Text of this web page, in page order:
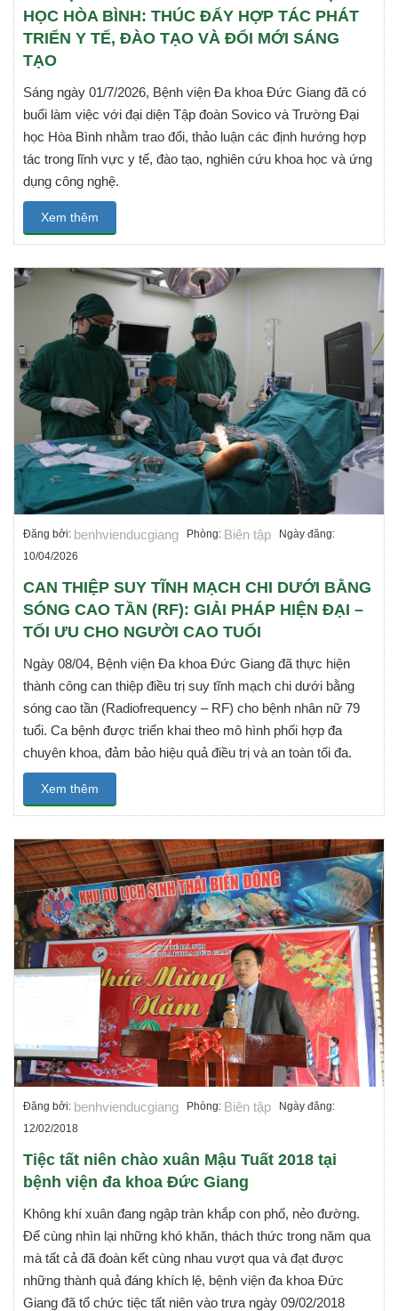
HỌC HÒA BÌNH: THÚC ĐẨY HỢP TÁC PHÁT
TRIỂN Y TẾ, ĐÀO TẠO VÀ ĐỔI MỚI SÁNG
TẠO
Sáng ngày 01/7/2026, Bệnh viện Đa khoa Đức Giang đã có
buổi làm việc với đại diện Tập đoàn Sovico và Trường Đại
học Hòa Bình nhằm trao đổi, thảo luận các định hướng hợp
tác trong lĩnh vực y tế, đào tạo, nghiên cứu khoa học và ứng
dụng công nghệ.
Xem thêm
Đăng bởi: benhvienducgiang Phòng: Biên tập Ngày đăng:
10/04/2026
CAN THIỆP SUY TĨNH MẠCH CHI DƯỚI BẰNG
SÓNG CAO TẦN (RF): GIẢI PHÁP HIỆN ĐẠI –
TỐI ƯU CHO NGƯỜI CAO TUỔI
Ngày 08/04, Bệnh viện Đa khoa Đức Giang đã thực hiện
thành công can thiệp điều trị suy tĩnh mạch chi dưới bằng
sóng cao tần (Radiofrequency – RF) cho bệnh nhân nữ 79
tuổi. Ca bệnh được triển khai theo mô hình phối hợp đa
chuyên khoa, đảm bảo hiệu quả điều trị và an toàn tối đa.
Xem thêm
Đăng bởi: benhvienducgiang Phòng: Biên tập Ngày đăng:
12/02/2018
Tiệc tất niên chào xuân Mậu Tuất 2018 tại
bệnh viện đa khoa Đức Giang
Không khí xuân đang ngập tràn khắp con phố, nẻo đường.
Để cùng nhìn lại những khó khăn, thách thức trong năm qua
mà tất cả đã đoàn kết cùng nhau vượt qua và đạt được
những thành quả đáng khích lệ, bệnh viện đa khoa Đức
Giang đã tổ chức tiệc tất niên vào trưa ngày 09/02/2018